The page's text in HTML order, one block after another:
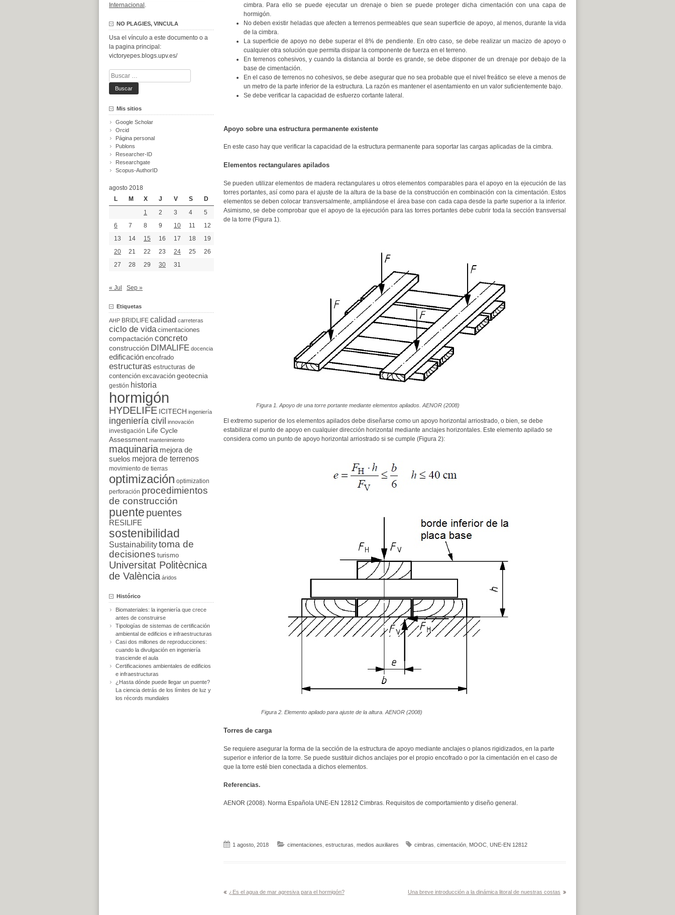
cimbra. Para ello se puede ejecutar un drenaje o bien se puede proteger dicha cimentación con una capa de
hormigón.
No deben existir heladas que afecten a terrenos permeables que sean superficie de apoyo, al menos, durante la vida
de la cimbra.
La superficie de apoyo no debe superar el 8% de pendiente. En otro caso, se debe realizar un macizo de apoyo o
cualquier otra solución que permita disipar la componente de fuerza en el terreno.
En terrenos cohesivos, y cuando la distancia al borde es grande, se debe disponer de un drenaje por debajo de la
base de cimentación.
En el caso de terrenos no cohesivos, se debe asegurar que no sea probable que el nivel freático se eleve a menos de
un metro de la parte inferior de la estructura. La razón es mantener el asentamiento en un valor suficientemente bajo.
Se debe verificar la capacidad de esfuerzo cortante lateral.
Apoyo sobre una estructura permanente existente
En este caso hay que verificar la capacidad de la estructura permanente para soportar las cargas aplicadas de la cimbra.
Elementos rectangulares apilados
Se pueden utilizar elementos de madera rectangulares u otros elementos comparables para el apoyo en la ejecución de las
torres portantes, así como para el ajuste de la altura de la base de la construcción en combinación con la cimentación. Estos
elementos se deben colocar transversalmente, ampliándose el área base con cada capa desde la parte superior a la inferior.
Asimismo, se debe comprobar que el apoyo de la ejecución para las torres portantes debe cubrir toda la sección transversal
de la torre (Figura 1).
Figura 1. Apoyo de una torre portante mediante elementos apilados. AENOR (2008)
El extremo superior de los elementos apilados debe diseñarse como un apoyo horizontal arriostrado, o bien, se debe
estabilizar el punto de apoyo en cualquier dirección horizontal mediante anclajes horizontales. Este elemento apilado se
considera como un punto de apoyo horizontal arriostrado si se cumple (Figura 2):
Figura 2. Elemento apilado para ajuste de la altura. AENOR (2008)
Torres de carga
Se requiere asegurar la forma de la sección de la estructura de apoyo mediante anclajes o planos rigidizados, en la parte
superior e inferior de la torre. Se puede sustituir dichos anclajes por el propio encofrado o por la cimentación en el caso de
que la torre esté bien conectada a dichos elementos.
Referencias.
AENOR (2008). Norma Española UNE-EN 12812 Cimbras. Requisitos de comportamiento y diseño general.
1 agosto, 2018 cimentaciones estructuras medios auxiliares cimbras cimentación, MOOC, UNE-EN 12812
Navegación
¿Es el agua de mar agresiva para el hormigón? Una breve introducción a la dinámica litoral de nuestras costas
Internacional .
NO PLAGIES, VINCULA
Usa el vínculo a este documento o a
la pagina principal:
victoryepes.blogs.upv.es/
Buscar:
Mis sitios
Google Scholar
Orcid
Página personal
Publons
Researcher-ID
Researchgate
Scopus-AuthorID
agosto 2018
L
M X J V S
D
1
2 3 4
5
6
7 8 9 10 11
12
13
14 15 16 17 18
19
20
21 22 23 24 25
26
27
28 29 30 31
« Jul Sep »
Etiquetas
AHP BRIDLIFE calidad carreteras
ciclo de vida cimentaciones
compactación concreto
construcción DIMALIFE docencia
edificación encofrado
estructuras estructuras de
contención excavación geotecnia
gestión historia
hormigón
HYDELIFE ICITECH ingeniería
ingeniería civil innovación
investigación
Life Cycle
Assessment mantenimiento
maquinaria mejora de
suelos mejora de terrenos
movimiento de tierras
optimización optimization
perforación procedimientos
de construcción
puente puentes
RESILIFE
sostenibilidad
Sustainabilitytoma de
decisiones turismo
Universitat Politècnica
de València áridos
Histórico
Biomateriales: la ingeniería que crece
antes de construirse
Tipologías de sistemas de certificación
ambiental de edificios e infraestructuras
Casi dos millones de reproducciones:
cuando la divulgación en ingeniería
trasciende el aula
Certificaciones ambientales de edificios
e infraestructuras
¿Hasta dónde puede llegar un puente?
La ciencia detrás de los límites de luz y
los récords mundiales